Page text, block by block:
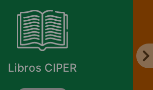
Libros CIPER